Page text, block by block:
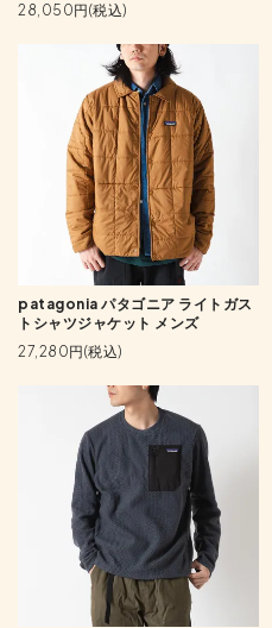
28,050円(税込)
patagonia パタゴニア ライトガス
トシャツジャケット メンズ
27,280円(税込)